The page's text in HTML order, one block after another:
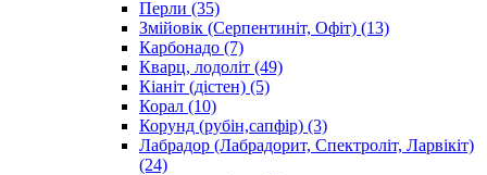
Перли (35)
Змійовік (Серпентиніт, Офіт) (13)
Карбонадо (7)
Кварц, лодоліт (49)
Кіаніт (дістен) (5)
Корал (10)
Корунд (рубін,сапфір) (3)
Лабрадор (Лабрадорит, Спектроліт, Ларвікіт)
(24)